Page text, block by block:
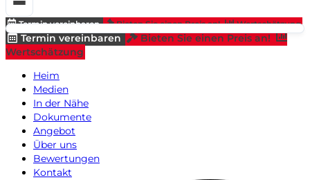
Termin vereinbaren Bieten Sie einen Preis an! Wertschätzung
Termin vereinbaren
Bieten Sie einen Preis an!
Wertschätzung
Heim
Medien
In der Nähe
Dokumente
Angebot
Über uns
Bewertungen
Kontakt